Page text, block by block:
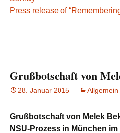
Press release of
Grußbotschaft von
28. Januar 2015 Allgemein
Grußbotschaft von Melek
NSU-Prozess in München im